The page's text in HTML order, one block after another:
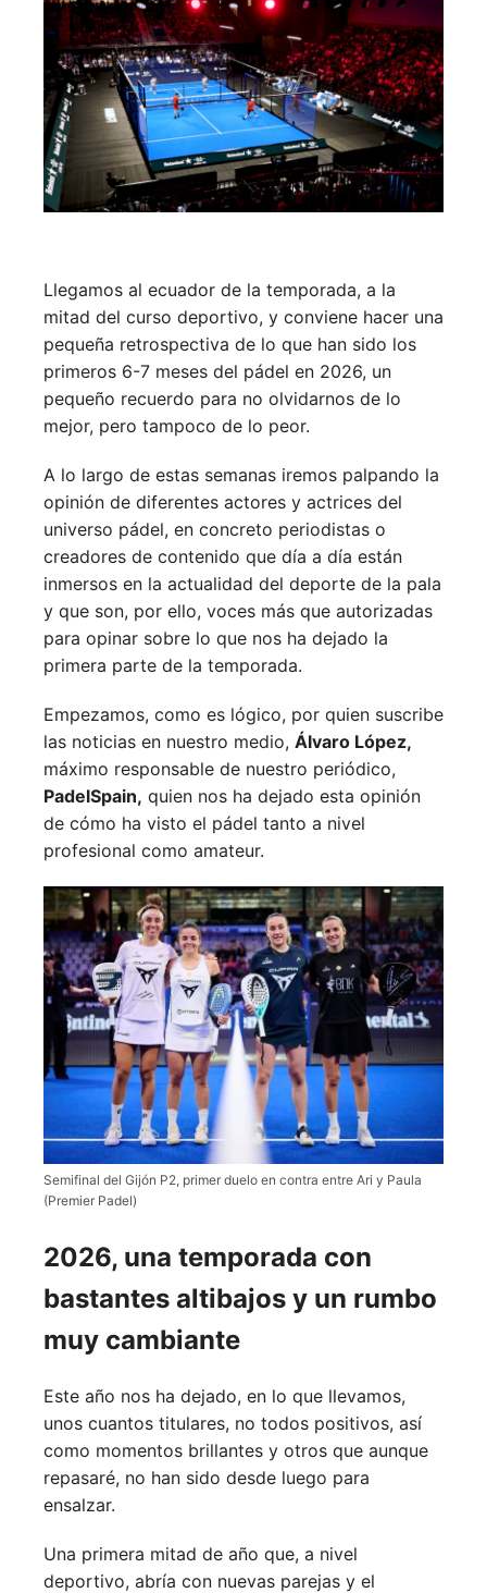
Llegamos al ecuador de la temporada, a la
mitad del curso deportivo, y conviene hacer una
pequeña retrospectiva de lo que han sido los
primeros 6-7 meses del pádel en 2026, un
pequeño recuerdo para no olvidarnos de lo
mejor, pero tampoco de lo peor.
A lo largo de estas semanas iremos palpando la
opinión de diferentes actores y actrices del
universo pádel, en concreto periodistas o
creadores de contenido que día a día están
inmersos en la actualidad del deporte de la pala
y que son, por ello, voces más que autorizadas
para opinar sobre lo que nos ha dejado la
primera parte de la temporada.
Empezamos, como es lógico, por quien suscribe
las noticias en nuestro medio, Álvaro López,
máximo responsable de nuestro periódico,
PadelSpain, quien nos ha dejado esta opinión
de cómo ha visto el pádel tanto a nivel
profesional como amateur.
Semifinal del Gijón P2, primer duelo en contra entre Ari y Paula
(Premier Padel)
2026, una temporada con
bastantes altibajos y un rumbo
muy cambiante
Este año nos ha dejado, en lo que llevamos,
unos cuantos titulares, no todos positivos, así
como momentos brillantes y otros que aunque
repasaré, no han sido desde luego para
ensalzar.
Una primera mitad de año que, a nivel
deportivo, abría con nuevas parejas y el